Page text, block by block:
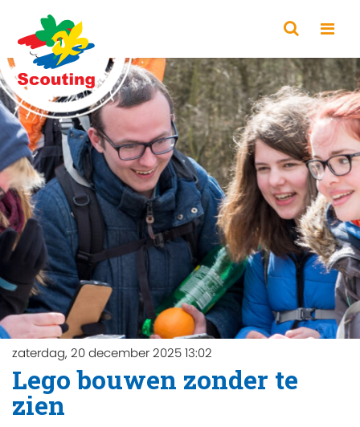
zaterdag, 20 december 2025 13:02
Lego bouwen zonder te
zien